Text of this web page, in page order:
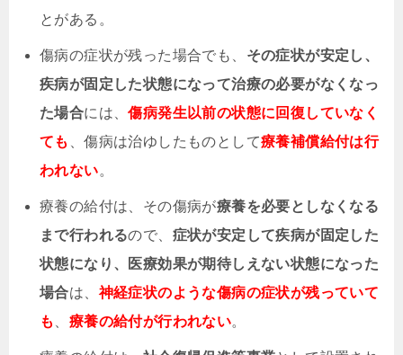
とがある。
傷病の症状が残った場合でも、 その症状が安定し、
疾病が固定した状態になって治療の必要がなくなっ
た場合には、傷病発生以前の状態に回復していなく
ても 、傷病は治ゆしたものとして療養補償給付は行
われない。
療養の給付は、その傷病が療養を必要としなくなる
まで行われるので、 症状が安定して疾病が固定した
状態になり、医療効果が期待しえない状態になった
場合は、神経症状のような傷病の症状が残っていて
も 、 療養の給付が行われない。